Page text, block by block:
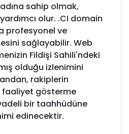
sahip olmak,
olur. .CI domain
profesyonel ve
sağlayabilir. Web
Fildişi Sahili'ndeki
olduğu izlenimini
rakiplerin
faaliyet gösterme
bir taahhüdüne
edinecektir.